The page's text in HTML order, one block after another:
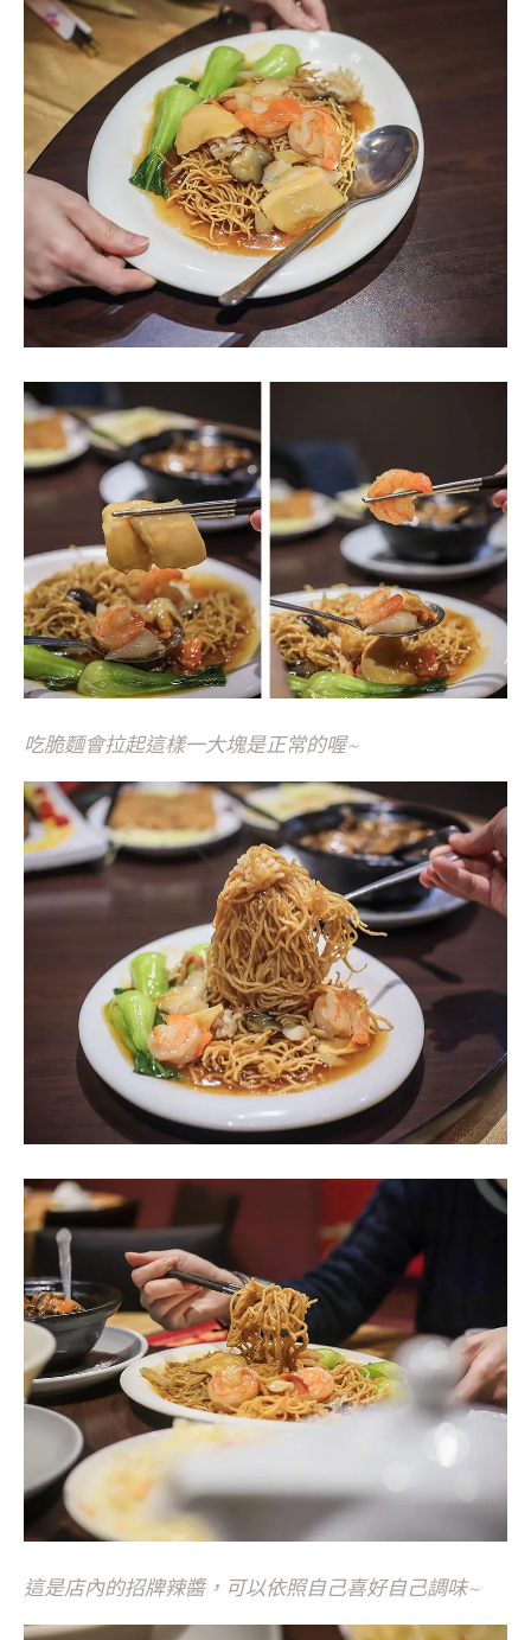
吃脆麵會拉起這樣一大塊是正常的喔~
這是店內的招牌辣醬，可以依照自己喜好自己調味~